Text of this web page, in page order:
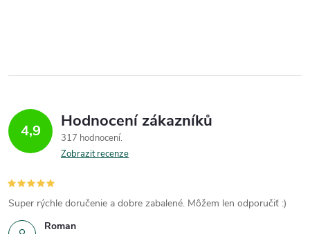
p
i
s 4,9 Hodnocení zákazníků
317 hodnocení
Zobrazit recenze
Roman
Super rýchle doručenie a dobre zabalené. Môžem len odporučiť :)